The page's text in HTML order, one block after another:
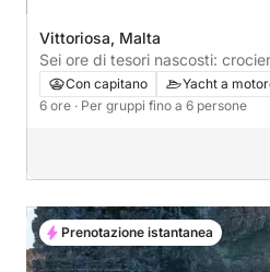
Vittoriosa, Malta
Sei ore di tesori nascosti:
Harbour alle isole di San Paolo,
nord di Malta, a Comino e a sud
Con capitano
Yacht a
6 ore · Per gruppi fino a 6 persone
Prenotazione istantanea